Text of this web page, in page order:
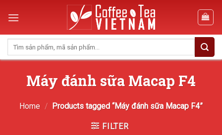
Máy đánh sữa Macap F4
Home / Products tagged “Máy đánh sữa Macap F4”
FILTER